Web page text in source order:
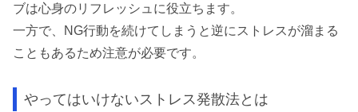
ブは心身のリフレッシュに役立ちます。
一方で、NG行動を続けてしまうと逆にストレスが溜まる
こともあるため注意が必要です。
やってはいけないストレス発散法とは